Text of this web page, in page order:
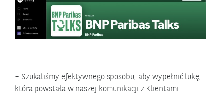
– Szukaliśmy efektywnego sposobu, aby wypełnić lukę,
która powstała w naszej komunikacji z Klientami.